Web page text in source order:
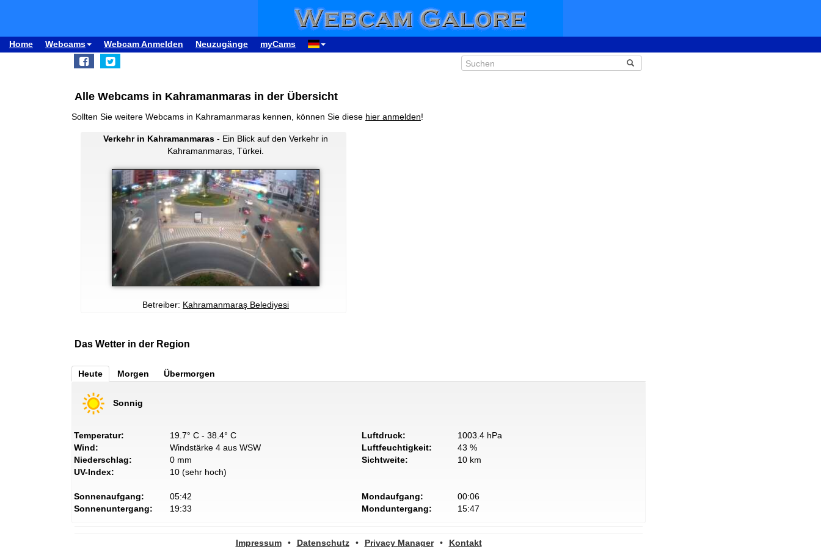
Home Webcams Webcam Anmelden Neuzugänge myCams
Alle Webcams in Kahramanmaras in der Übersicht
Sollten Sie weitere Webcams in Kahramanmaras kennen, können Sie diese hier anmelden!
Verkehr in Kahramanmaras - Ein Blick auf den Verkehr in
Kahramanmaras, Türkei.
Betreiber: Kahramanmaraş Belediyesi
Das Wetter in der Region
Heute Morgen Übermorgen
Sonnig
Temperatur:
19.7° C - 38.4° C
Wind:
Windstärke 4 aus WSW
Niederschlag:
0 mm
UV-Index:
10 (sehr hoch)
Luftdruck:
1003.4 hPa
Luftfeuchtigkeit:
43 %
Sichtweite:
10 km
Sonnenaufgang:
05:42
Sonnenuntergang:
19:33
Mondaufgang:
00:06
Monduntergang:
15:47
Impressum • Datenschutz • Privacy Manager • Kontakt